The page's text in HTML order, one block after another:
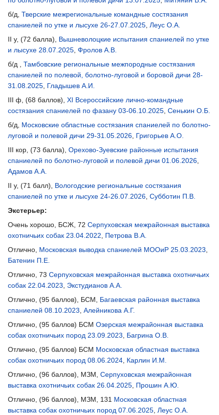
б/д, Тверские межрегиональные командные состязания
спаниелей по утке и лысухе 26-27.07.2025 Леус О.А.
II у, (72 балла), Вышневолоцкие испытания спаниелей по утке
и лысухе 28.07.2025 Фролов А.В.
б/д , Тамбовские региональные межпородные состязания
спаниелей по полевой, болотно-луговой и боровой дичи 28-
31.08.2025 Гладышев А.И.
III ф, (68 баллов), XI Всероссийские лично-командные
состязания спаниелей по фазану 03-06.10.2025 Сенькин О.Б.
б/д, Московские областные состязания спаниелей по болотно-
луговой и полевой дичи 29-31.05.2026 Григорьев А.О.
III кор, (73 балла), Орехово-Зуевские районные испытания
спаниелей по болотно-луговой и полевой дичи 01.06.2026
Адамов А.А.
II у, (71 балл), Вологодские региональные состязания
спаниелей по утке и лысухе 24-26.07.2026 Субботин П.В.
Экстерьер:
Очень хорошо, БСЖ, 72 Серпуховская межрайонная выставка
охотничьих собак 23.04.2022
Петрова В.А.
Отлично, Московская выводка спаниелей МООиР 25.03.2023
Батенин П.Е.
Отлично, 73 Серпуховская межрайонная выставка охотничьих
собак 22.04.2023
Экстудианов А.А.
Отлично, (95 баллов), БСМ, Багаевская районная выставка
спаниелей 08.10.2023 Алейникова А.Г.
Отлично, (95 баллов) БСМ Озерская межрайонная выставка
собак охотничьих пород 23.09.2023
Багрина О.В.
Отлично, (95 баллов) БСМ Московская областная выставка
собак охотничьих пород 08.06.2024 Карлин И.М.
Отлично, (96 баллов), МЗМ, Серпуховская межрайонная
выставка охотничьих собак 26.04.2025 Прошин А.Ю.
Отлично, (96 баллов), МЗМ, 131 Московская областная
выставка собак охотничьих пород 07.06.2025 Леус О.А.